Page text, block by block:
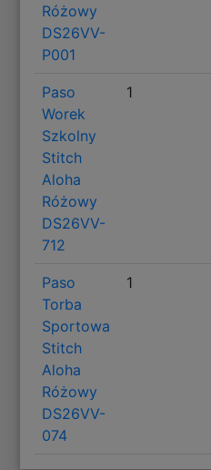
Różowy
DS26VV-
P001
Paso
Worek
Szkolny
Stitch
Aloha
Różowy
DS26VV-
712
1
Paso
Torba
Sportowa
Stitch
Aloha
Różowy
DS26VV-
074
1